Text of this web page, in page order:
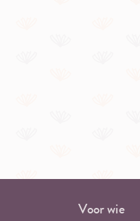
Voor wie